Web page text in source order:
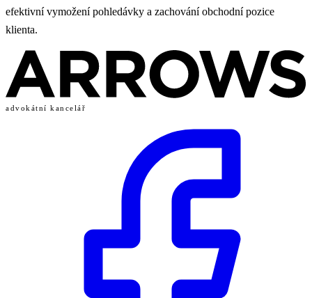
efektivní vymožení pohledávky a zachování obchodní pozice
klienta.
advokátní kancelář